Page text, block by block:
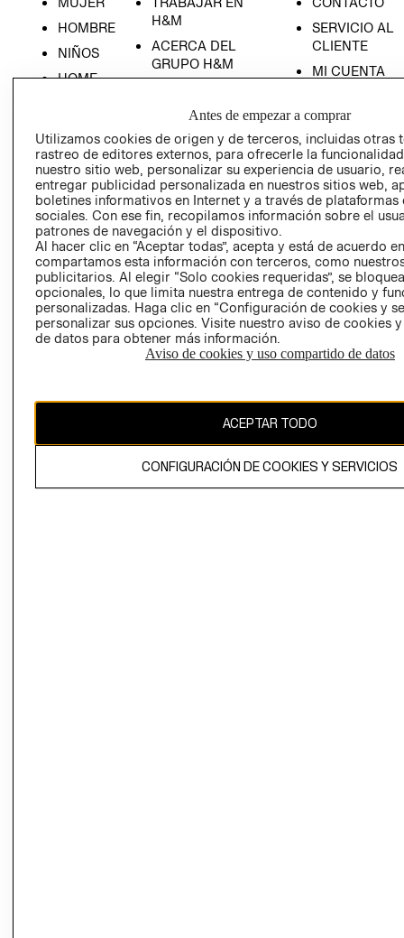
HOMBRE
NIÑOS
HOME
H&M
ACERCA DEL
GRUPO H&M
SOCIAL
PRENSA
RELACIÓN CON
INVERSIONISTAS
POLÍTICA
EMPRESARIAL
SERVICIO AL
CLIENTE
MI CUENTA
TIENDAS
- RETIRO EN
TIENDA
TÉRMINOS Y
CONDICIONES
AVISO DE
PRIVACIDAD
GIFT CARD
AVISO DE
COOKIES
CAMBIAR REGIÓN
Antes de empezar a comprar
Utilizamos cookies de origen y de terceros, incluidas otras
rastreo de editores externos, para ofrecerle la
nuestro sitio web, personalizar su experiencia de usuario,
entregar publicidad personalizada en nuestros sitios web,
boletines informativos en Internet y a través de plataformas
sociales. Con ese fin, recopilamos información sobre el
patrones de navegación y el dispositivo.
Al hacer clic en “Aceptar todas”, acepta y está de acuerdo
compartamos esta información con terceros, como
publicitarios. Al elegir “Solo cookies requeridas”, se
opcionales, lo que limita nuestra entrega de contenido y
personalizadas. Haga clic en “Configuración de cookies y
personalizar sus opciones. Visite nuestro aviso de cookies
de datos para obtener más información.
Aviso de cookies y uso compartido de datos
ACEPTAR TODO
CONFIGURACIÓN DE COOKIES Y SERVICIOS